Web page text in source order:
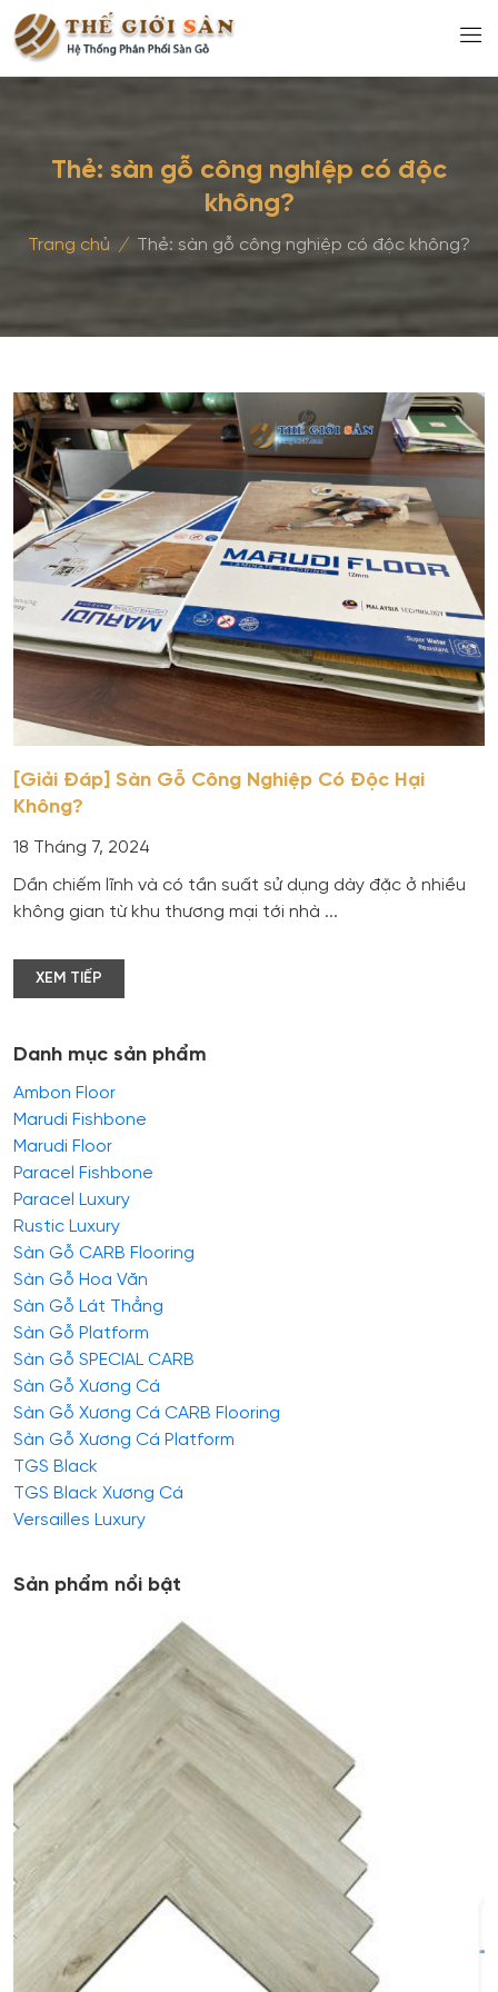
Thẻ: sàn gỗ công nghiệp có độc
không?
Trang chủ / Thẻ: sàn gỗ công nghiệp có độc không?
[Giải Đáp] Sàn Gỗ Công Nghiệp Có Độc Hại
Không?
18 Tháng 7, 2024
Dần chiếm lĩnh và có tần suất sử dụng dày đặc ở nhiều
không gian từ khu thương mại tới nhà ...
XEM TIẾP
Danh mục sản phẩm
Ambon Floor
Marudi Fishbone
Marudi Floor
Paracel Fishbone
Paracel Luxury
Rustic Luxury
Sàn Gỗ CARB Flooring
Sàn Gỗ Hoa Văn
Sàn Gỗ Lát Thẳng
Sàn Gỗ Platform
Sàn Gỗ SPECIAL CARB
Sàn Gỗ Xương Cá
Sàn Gỗ Xương Cá CARB Flooring
Sàn Gỗ Xương Cá Platform
TGS Black
TGS Black Xương Cá
Versailles Luxury
Sản phẩm nổi bật